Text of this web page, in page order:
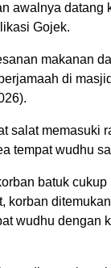
awalnya datang
Gojek.
makanan
di
salat memasuki
tempat wudhu
batuk
korban
wudhu dengan